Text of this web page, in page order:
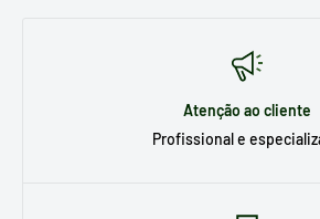
Atenção ao cliente
Profissional e